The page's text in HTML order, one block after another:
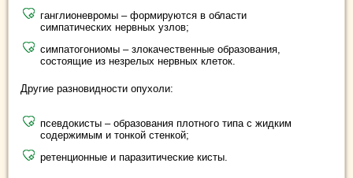
ганглионевромы – формируются в области
симпатических нервных узлов;
симпатогониомы – злокачественные образования,
состоящие из незрелых нервных клеток.
Другие разновидности опухоли:
псевдокисты – образования плотного типа с жидким
содержимым и тонкой стенкой;
ретенционные и паразитические кисты.